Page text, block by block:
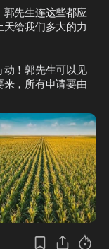
先生连这些都应
给我们多大的力
！郭先生可以见
，所有申请要由